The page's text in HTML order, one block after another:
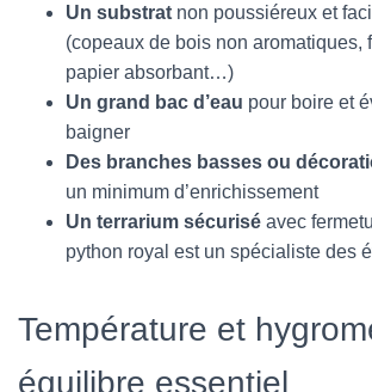
Un substrat non poussiéreux et
(copeaux de bois non aromatiques,
papier absorbant…)
Un grand bac d’eau pour boire et
baigner
Des branches basses ou
un minimum d’enrichissement
Un terrarium sécurisé avec
python royal est un spécialiste des
Température et
équilibre essentiel